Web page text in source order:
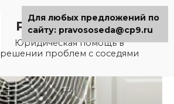
Pravososeda.ru
Юридическая помощь в
решении проблем с соседями
Для любых предложений по
сайту: pravososeda@cp9.ru